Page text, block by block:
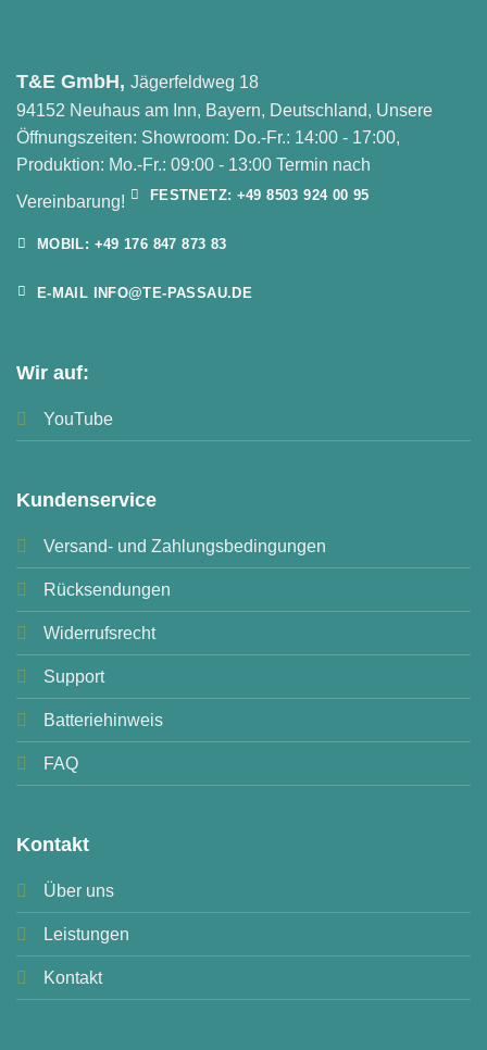
T&E GmbH, Jägerfeldweg 18
94152 Neuhaus am Inn, Bayern, Deutschland, Unsere
Öffnungszeiten: Showroom: Do.-Fr.: 14:00 - 17:00,
Produktion: Mo.-Fr.: 09:00 - 13:00 Termin nach
Vereinbarung!
FESTNETZ: +49 8503 924 00 95
MOBIL: +49 176 847 873 83
E-MAIL INFO@TE-PASSAU.DE
Wir auf:
YouTube
Kundenservice
Versand- und Zahlungsbedingungen
Rücksendungen
Widerrufsrecht
Support
Batteriehinweis
FAQ
Kontakt
Über uns
Leistungen
Kontakt